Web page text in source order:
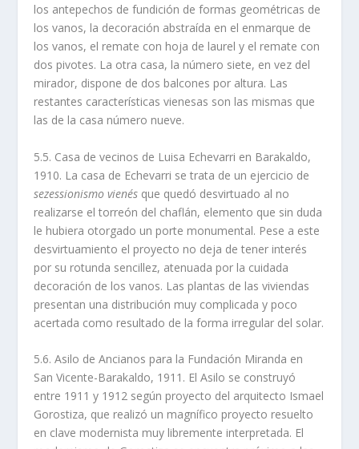
los antepechos de fundición de formas geométricas de
los vanos, la decoración abstraí­da en el enmarque de
los vanos, el remate con hoja de laurel y el remate con
dos pivotes. La otra casa, la número siete, en vez del
mirador, dispone de dos balcones por altura. Las
restantes caracterí­sticas vienesas son las mismas que
las de la casa número nueve.
5.5. Casa de vecinos de Luisa Echevarri en Barakaldo,
1910. La casa de Echevarri se trata de un ejercicio de
sezessionismo vienés que quedó desvirtuado al no
realizarse el torreón del chaflán, elemento que sin duda
le hubiera otorgado un porte monumental. Pese a este
desvirtuamiento el proyecto no deja de tener interés
por su rotunda sencillez, atenuada por la cuidada
decoración de los vanos. Las plantas de las viviendas
presentan una distribución muy complicada y poco
acertada como resultado de la forma irregular del solar.
5.6. Asilo de Ancianos para la Fundación Miranda en
San Vicente-Barakaldo, 1911. El Asilo se construyó
entre 1911 y 1912 según proyecto del arquitecto Ismael
Gorostiza, que realizó un magní­fico proyecto resuelto
en clave modernista muy libremente interpretada. El